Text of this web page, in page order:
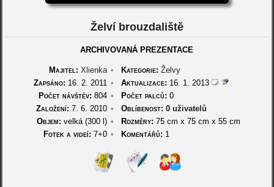
Želví brouzdaliště
ARCHIVOVANÁ PREZENTACE
Majitel: Xlienka • Kategorie: Želvy
Zapsáno: 16. 2. 2011 • Aktualizace: 16. 1. 2013
Počet návštěv: 804 • Počet palců: 0
Založení: 7. 6. 2010 • Oblíbenost: 0 uživatelů
Objem: velká (300 l) • Rozměry: 75 cm x 75 cm x 55 cm
Fotek a videí: 7+0 • Komentářů: 1